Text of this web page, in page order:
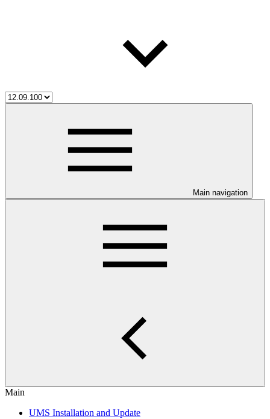
Main navigation
Main
UMS Installation and Update